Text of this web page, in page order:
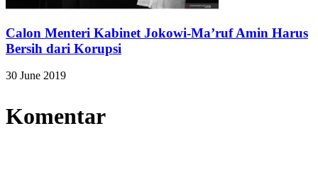
Calon Menteri Kabinet Jokowi-Ma’ruf Amin Harus
Bersih dari Korupsi
30 June 2019
Komentar